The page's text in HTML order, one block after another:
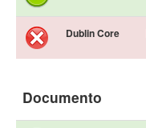
Dublin Core
Documento